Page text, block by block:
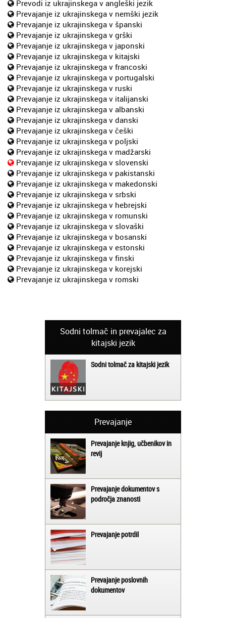
Prevodi iz ukrajinskega v angleški jezik
Prevajanje iz ukrajinskega v nemški jezik
Prevajanje iz ukrajinskega v španski
Prevajanje iz ukrajinskega v grški
Prevajanje iz ukrajinskega v japonski
Prevajanje iz ukrajinskega v kitajski
Prevajanje iz ukrajinskega v francoski
Prevajanje iz ukrajinskega v portugalski
Prevajanje iz ukrajinskega v ruski
Prevajanje iz ukrajinskega v italijanski
Prevajanje iz ukrajinskega v albanski
Prevajanje iz ukrajinskega v danski
Prevajanje iz ukrajinskega v češki
Prevajanje iz ukrajinskega v poljski
Prevajanje iz ukrajinskega v madžarski
Prevajanje iz ukrajinskega v slovenski
Prevajanje iz ukrajinskega v pakistanski
Prevajanje iz ukrajinskega v makedonski
Prevajanje iz ukrajinskega v srbski
Prevajanje iz ukrajinskega v hebrejski
Prevajanje iz ukrajinskega v romunski
Prevajanje iz ukrajinskega v slovaški
Prevajanje iz ukrajinskega v bosanski
Prevajanje iz ukrajinskega v estonski
Prevajanje iz ukrajinskega v finski
Prevajanje iz ukrajinskega v korejski
Prevajanje iz ukrajinskega v romski
Sodni tolmač in prevajalec za
kitajski jezik
Sodni tolmač za kitajski jezik
Prevajanje
Prevajanje knjig, učbenikov in
revij
Prevajanje dokumentov s
področja znanosti
Prevajanje potrdil
Prevajanje poslovnih
dokumentov